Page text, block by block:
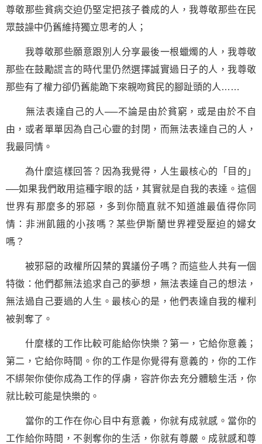
尊敬那些貧病交迫仍堅定把孩子養成的人，我尊敬那些在民
眾鼓譟中仍舊維持獨立思考的人；
我尊敬那些願意跟別人分享最後一根蠟燭的人，我尊敬
那些在鼓勵謊言的時代里仍然選擇誠實過日子的人，我尊敬
那些有了權力卻仍舊能跪下來親吻貧民的腳趾頭的人……
無法表達自己的人──不論是由於貧窮，或是由於不自
由，或者單單因為自己心靈的封閉，而無法表達自己的人，
我最同情。
為什麼這樣回答？因為我覺得，人生最核心的「目的」
──如果我們敢用這種字眼的話，其實就是自我的表達。這個
世界有那麼多的邪惡，多到你簡直就不知道誰最值得你同
情：非洲飢餓的小孩嗎？某些伊斯蘭世界裡受壓迫的婦女
嗎？
被邪惡的政權所囚禁的異議份子嗎？而這些人共有一個
特徵：他們都無法追求自己的夢想 ，無法表達自己的想法，
無法過自己要過的人生。最核心的是，他們表達自我的權利
被剝奪了。
什麼樣的工作比較可能給你快樂？第一，它給你意義；
第二，它給你時間。你的工作是你覺得有意義的，你的工作
不綁架你使你成為工作的俘虜，容許你去充分體驗生活，你
就比較可能是快樂的。
當你的工作在你心目中有意義，你就有成就感。當你的
工作給你時間，不剝奪你的生活，你就有尊嚴。成就感和尊